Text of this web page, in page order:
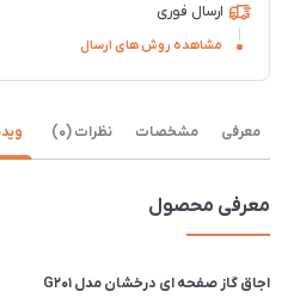
ارسال فوری
مشاهده روش های ارسال
معرفی مشخصات نظرات (0)
معرفی محصول
اجاق گاز صفحه ای درخشان مدل G201